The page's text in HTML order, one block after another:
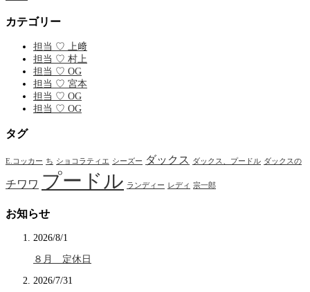
カテゴリー
担当 ♡ 上﨑
担当 ♡ 村上
担当 ♡ OG
担当 ♡ 宮本
担当 ♡ OG
担当 ♡ OG
タグ
E.コッカー ち ショコラティエ シーズー ダックス ダックス、プードル ダックスの
チワワ プードル ランディー レディ 宗一郎
お知らせ
2026/8/1
８月 定休日
2026/7/31